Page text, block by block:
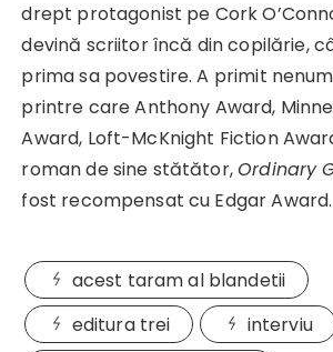
drept protagonist pe Cork
devină scriitor încă din copilărie,
prima sa povestire. A primit
printre care Anthony Award,
Award, Loft-McKnight Fiction
roman de sine stătător,Ordinary
fost recompensat cu Edgar Award.
acest taram al blandetii
editura trei
interviu